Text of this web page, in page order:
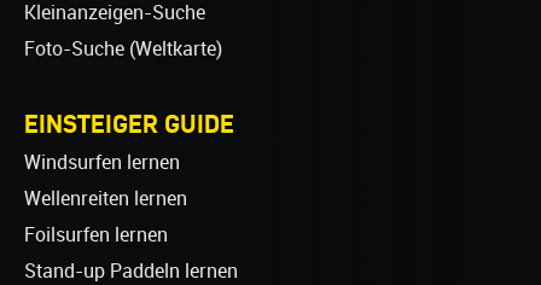
Kleinanzeigen-Suche
Foto-Suche (Weltkarte)
EINSTEIGER GUIDE
Windsurfen lernen
Wellenreiten lernen
Foilsurfen lernen
Stand-up Paddeln lernen